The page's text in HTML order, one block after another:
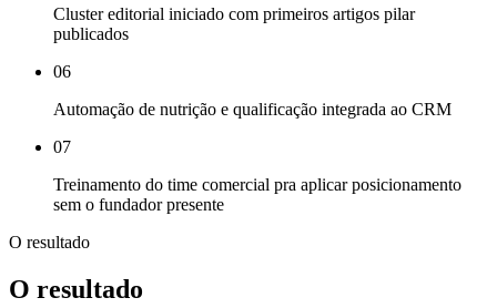
Cluster editorial iniciado com primeiros artigos pilar
publicados
06
Automação de nutrição e qualificação integrada ao CRM
07
Treinamento do time comercial pra aplicar posicionamento
sem o fundador presente
O resultado
O resultado